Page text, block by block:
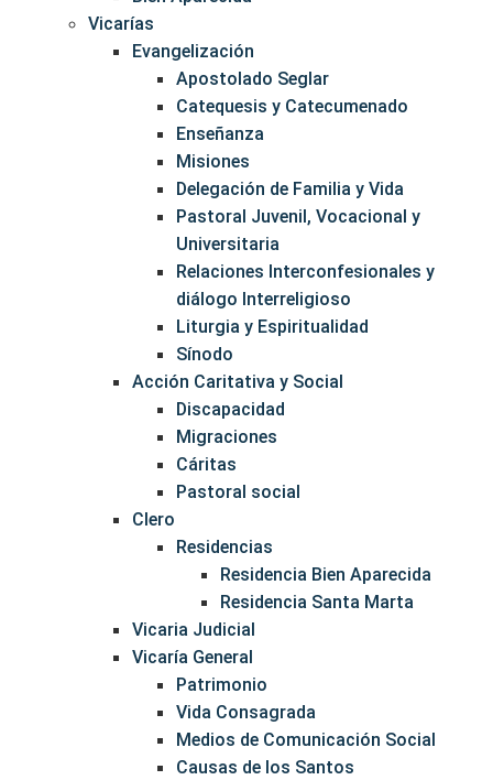
Vicarías
Evangelización
Apostolado Seglar
Catequesis y Catecumenado
Enseñanza
Misiones
Delegación de Familia y Vida
Pastoral Juvenil, Vocacional y
Universitaria
Relaciones Interconfesionales y
diálogo Interreligioso
Liturgia y Espiritualidad
Sínodo
Acción Caritativa y Social
Discapacidad
Migraciones
Cáritas
Pastoral social
Clero
Residencias
Residencia Bien Aparecida
Residencia Santa Marta
Vicaria Judicial
Vicaría General
Patrimonio
Vida Consagrada
Medios de Comunicación Social
Causas de los Santos